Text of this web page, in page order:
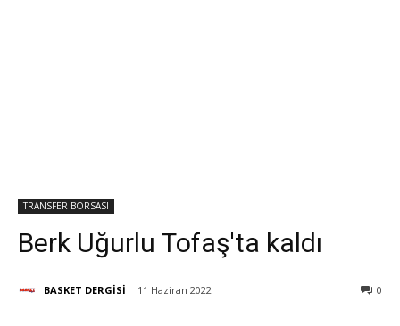
TRANSFER BORSASI
Berk Uğurlu Tofaş'ta kaldı
BASKET DERGİSİ 11 Haziran 2022 0